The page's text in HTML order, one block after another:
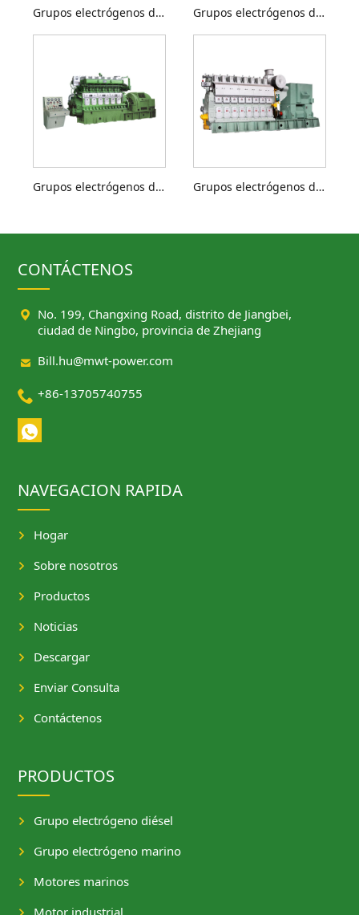
Grupos electrógenos diésel de 500 a 1350 kW Grupos electrógenos diésel de 800 a 1200 kW
Grupos electrógenos diésel de 1000 a 2000 kW Grupos electrógenos diésel de 2000 a 3500 kW
CONTÁCTENOS
 No. 199, Changxing Road, distrito de Jiangbei,
ciudad de Ningbo, provincia de Zhejiang
 Bill.hu@mwt-power.com
 +86-13705740755
NAVEGACION RAPIDA
Hogar
Sobre nosotros
Productos
Noticias
Descargar
Enviar Consulta
Contáctenos
PRODUCTOS
Grupo electrógeno diésel
Grupo electrógeno marino
Motores marinos
Motor industrial